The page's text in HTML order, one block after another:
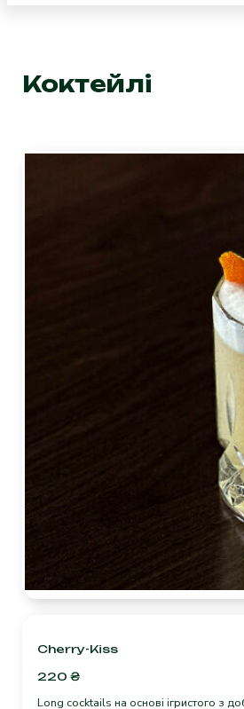
Коктейлі
Cherry-Kiss
220₴
Long cocktails на основі ігристого з